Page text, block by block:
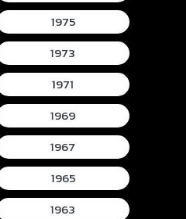
1975
1973
1971
1969
1967
1965
1963